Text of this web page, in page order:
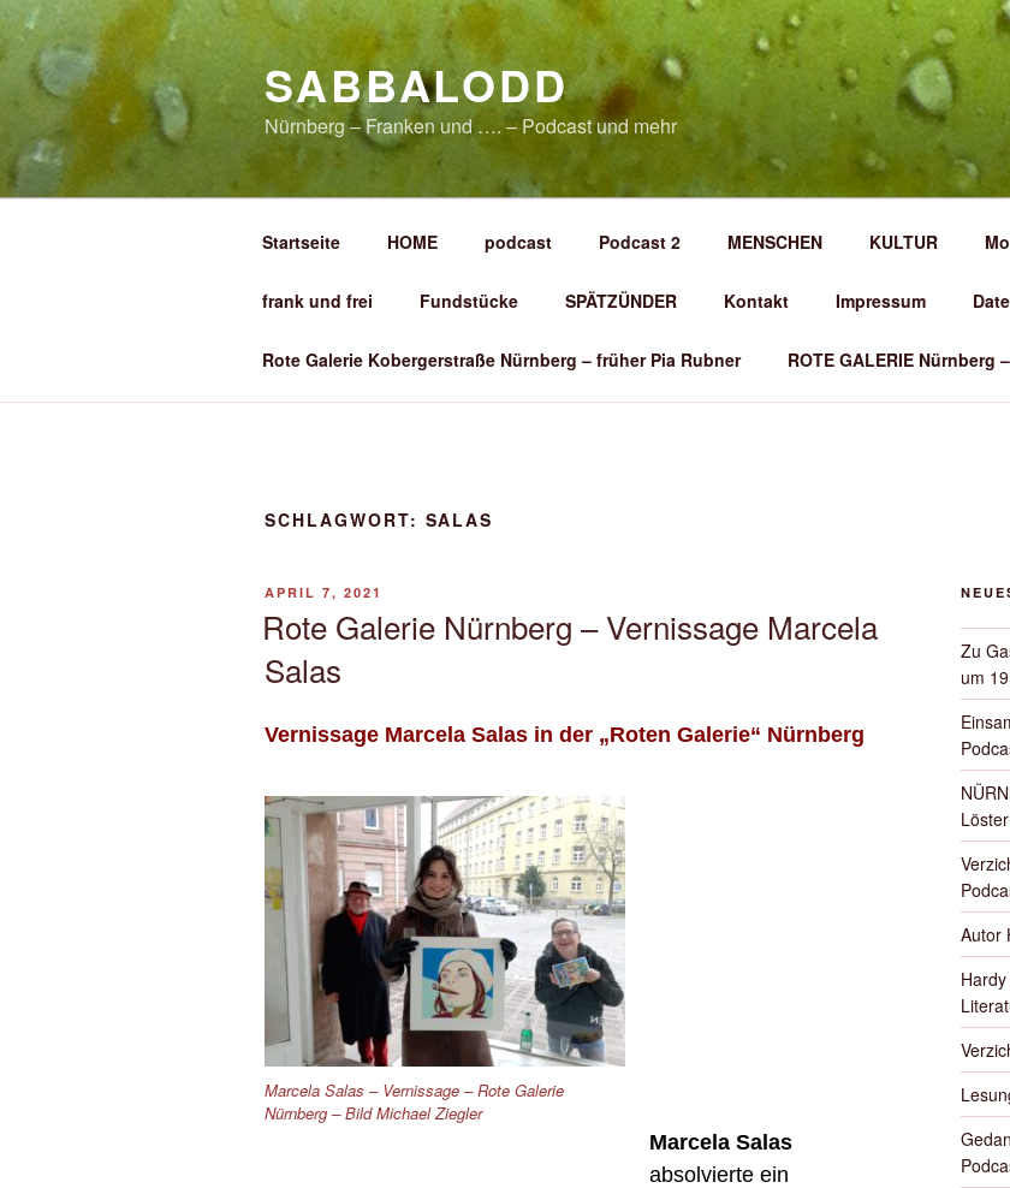
Zum
Inhalt
springen
SABBALODD
Nürnberg – Franken und …. – Podcast und mehr
Startseite HOME podcast Podcast 2 MENSCHEN KULTUR
frank und frei Fundstücke SPÄTZÜNDER Kontakt Impressum
Rote Galerie Kobergerstraße Nürnberg – früher Pia Rubner ROTE GALERIE Nürnberg
SCHLAGWORT: SALAS
VERÖFFENTLICHT
APRIL 7, 2021
Rote Galerie Nürnberg – Vernissage Marcela
Salas
Vernissage Marcela Salas in der „Roten Galerie“ Nürnberg
Marcela Salas – Vernissage – Rote Galerie
Nürnberg – Bild Michael Ziegler
Marcela Salas
absolvierte ein
Zu
um
Löster
Autor